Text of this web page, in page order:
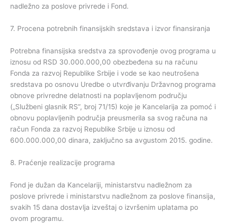
nadležno za poslove privrede i Fond.
7. Procena potrebnih finansijskih sredstava i izvor finansiranja
Potrebna finansijska sredstva za sprovođenje ovog programa u
iznosu od RSD 30.000.000,00 obezbeđena su na računu
Fonda za razvoj Republike Srbije i vode se kao neutrošena
sredstava po osnovu Uredbe o utvrđivanju Državnog programa
obnove privredne delatnosti na poplavljenom području
(„Službeni glasnik RS”, broj 71/15) koje je Kancelarija za pomoć i
obnovu poplavljenih područja preusmerila sa svog računa na
račun Fonda za razvoj Republike Srbije u iznosu od
600.000.000,00 dinara, zaključno sa avgustom 2015. godine.
8. Praćenje realizacije programa
Fond je dužan da Kancelariji, ministarstvu nadležnom za
poslove privrede i ministarstvu nadležnom za poslove finansija,
svakih 15 dana dostavlja izveštaj o izvršenim uplatama po
ovom programu.